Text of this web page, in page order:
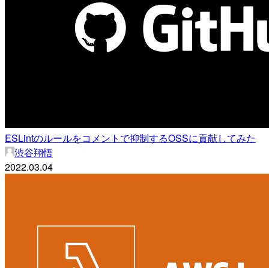
ESLintのルールをコメントで抑制するOSSに貢献してみた
渋谷翔悟
2022.03.04